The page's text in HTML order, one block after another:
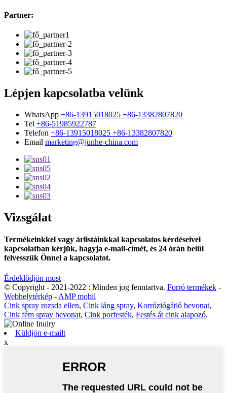
Partner:
Lépjen kapcsolatba velünk
WhatsApp +86-13915018025 +86-13382807820
Tel +86-51985922787
Telefon +86-13915018025 +86-13382807820
Email marketing@junhe-china.com
Vizsgálat
Termékeinkkel vagy árlistáinkkal kapcsolatos kérdéseivel
kapcsolatban kérjük, hagyja e-mail-címét, és 24 órán belül
felvesszük Önnel a kapcsolatot.
Érdeklődjön most
© Copyright - 2021-2022 : Minden jog fenntartva. Forró termékek -
Webhelytérkép - AMP mobil
Cink spray rozsda ellen, Cink láng spray, Korróziógátló bevonat,
Cink fém spray bevonat, Cink porfesték, Festés át cink alapozó,
Küldjön e-mailt
x